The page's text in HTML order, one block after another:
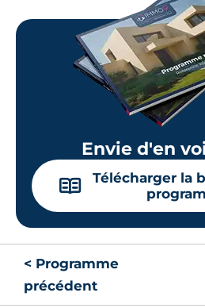
Envie d'en
📖
Télécharger la
< Programme
précédent